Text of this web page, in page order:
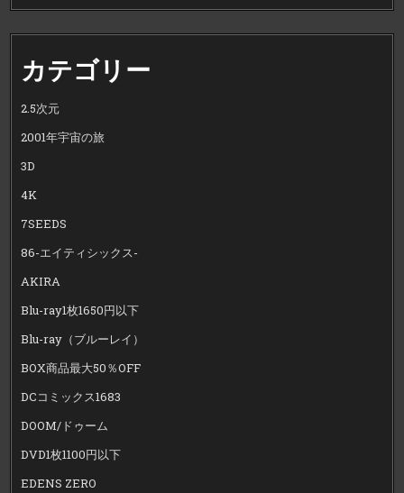
カテゴリー
2.5次元
2001年宇宙の旅
3D
4K
7SEEDS
86-エイティシックス-
AKIRA
Blu-ray1枚1650円以下
Blu-ray（ブルーレイ）
BOX商品最大50％OFF
DCコミックス1683
DOOM/ドゥーム
DVD1枚1100円以下
EDENS ZERO